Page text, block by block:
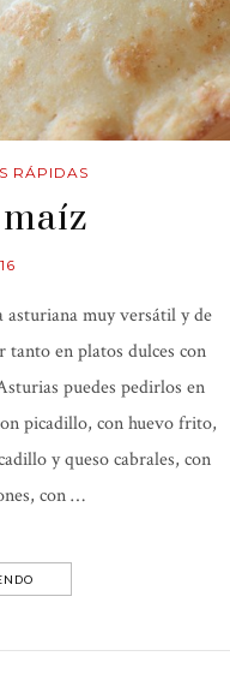
RÁPIDAS
muy versátil y de
tanto en platos dulces con
puedes pedirlos en
picadillo, con huevo frito,
y queso cabrales, con
con …